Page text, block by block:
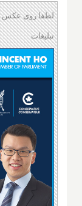
لطفا روی عکس
تبلیغات